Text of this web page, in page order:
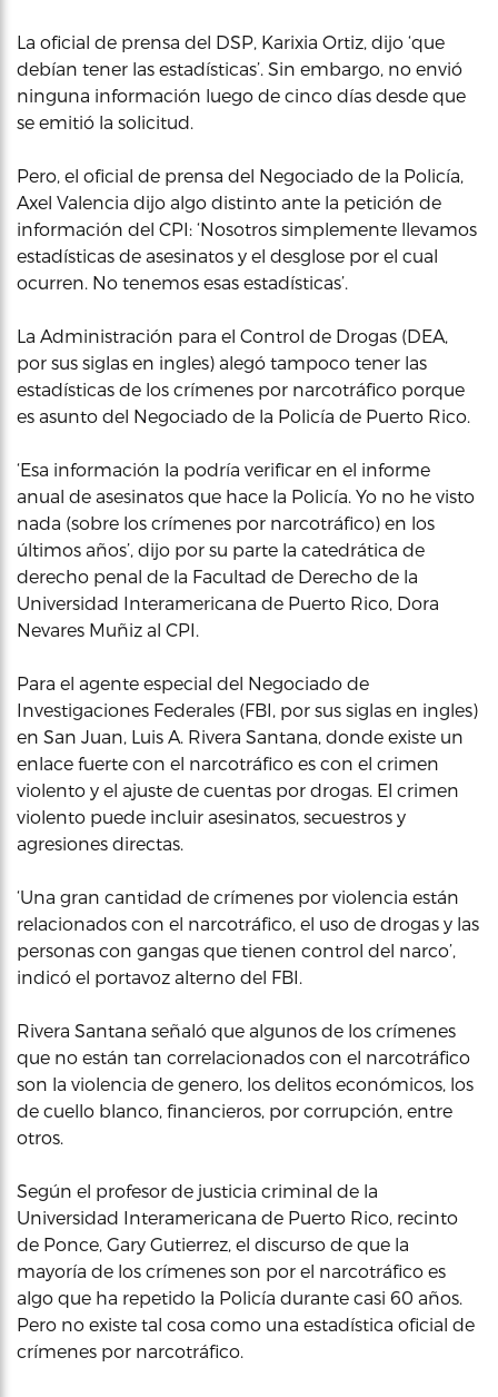
La oficial de prensa del DSP, Karixia Ortiz, dijo ‘que
debían tener las estadísticas’. Sin embargo, no envió
ninguna información luego de cinco días desde que
se emitió la solicitud.
Pero, el oficial de prensa del Negociado de la Policía,
Axel Valencia dijo algo distinto ante la petición de
información del CPI: ‘Nosotros simplemente llevamos
estadísticas de asesinatos y el desglose por el cual
ocurren. No tenemos esas estadísticas’.
La Administración para el Control de Drogas (DEA,
por sus siglas en ingles) alegó tampoco tener las
estadísticas de los crímenes por narcotráfico porque
es asunto del Negociado de la Policía de Puerto Rico.
‘Esa información la podría verificar en el informe
anual de asesinatos que hace la Policía. Yo no he visto
nada (sobre los crímenes por narcotráfico) en los
últimos años’, dijo por su parte la catedrática de
derecho penal de la Facultad de Derecho de la
Universidad Interamericana de Puerto Rico, Dora
Nevares Muñiz al CPI.
Para el agente especial del Negociado de
Investigaciones Federales (FBI, por sus siglas en ingles)
en San Juan, Luis A. Rivera Santana, donde existe un
enlace fuerte con el narcotráfico es con el crimen
violento y el ajuste de cuentas por drogas. El crimen
violento puede incluir asesinatos, secuestros y
agresiones directas.
‘Una gran cantidad de crímenes por violencia están
relacionados con el narcotráfico, el uso de drogas y las
personas con gangas que tienen control del narco’,
indicó el portavoz alterno del FBI.
Rivera Santana señaló que algunos de los crímenes
que no están tan correlacionados con el narcotráfico
son la violencia de genero, los delitos económicos, los
de cuello blanco, financieros, por corrupción, entre
otros.
Según el profesor de justicia criminal de la
Universidad Interamericana de Puerto Rico, recinto
de Ponce, Gary Gutierrez, el discurso de que la
mayoría de los crímenes son por el narcotráfico es
algo que ha repetido la Policía durante casi 60 años.
Pero no existe tal cosa como una estadística oficial de
crímenes por narcotráfico.